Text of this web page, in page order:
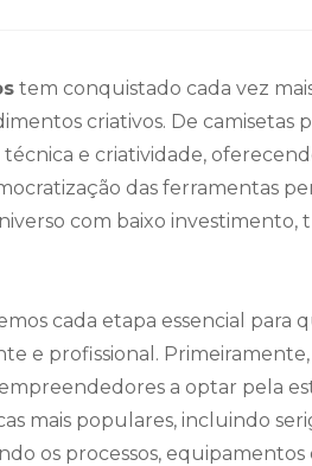
tem conquistado cada vez
criativos. De camisetas
técnica e criatividade,
das ferramentas
com baixo investimento,
cada etapa essencial para
e profissional.
a optar pela
mais populares, incluindo
os processos, equipamentos